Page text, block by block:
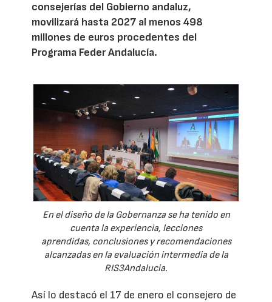
consejerías del Gobierno andaluz,
movilizará hasta 2027 al menos 498
millones de euros procedentes del
Programa Feder Andalucía.
En el diseño de la Gobernanza se ha tenido en
cuenta la experiencia, lecciones
aprendidas, conclusiones y recomendaciones
alcanzadas en la evaluación intermedia de la
RIS3Andalucia.
Así lo destacó el 17 de enero el consejero de